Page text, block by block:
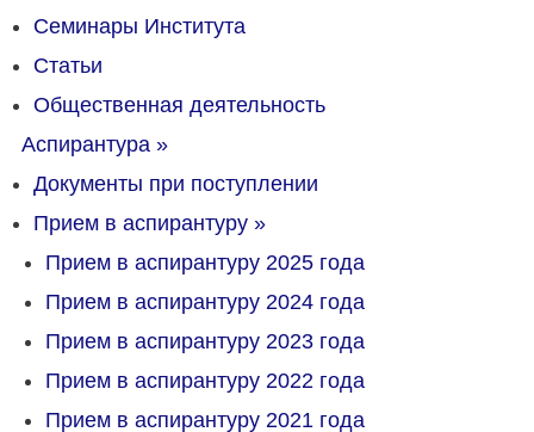
Семинары Института
Статьи
Общественная деятельность
Аспирантура »
Документы при поступлении
Прием в аспирантуру »
Прием в аспирантуру 2025 года
Прием в аспирантуру 2024 года
Прием в аспирантуру 2023 года
Прием в аспирантуру 2022 года
Прием в аспирантуру 2021 года